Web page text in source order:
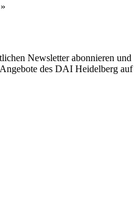
»
Newsletter abonnieren und
des DAI Heidelberg auf